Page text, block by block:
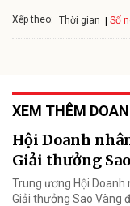
Xếp theo: Thời gian Số
XEM THÊM
Hội Doanh
Giải thưởng
Trung ương Hội
Giải thưởng Sao Vàng